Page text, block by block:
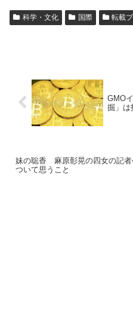
科学・文化 国際 転載
GMO
掘」は
妹の聡香 麻原彰晃の四女の記者
ついて思うこと